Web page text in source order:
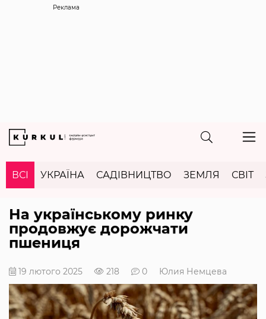
Реклама
ВСІ УКРАЇНА САДІВНИЦТВО ЗЕМЛЯ СВІТ
На українському ринку
продовжує дорожчати
пшениця
19 лютого 2025 218 0 Юлия Немцева